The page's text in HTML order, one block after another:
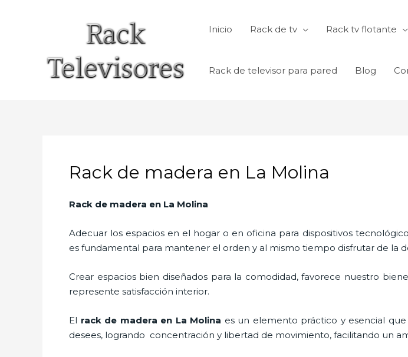
Inicio Rack de tv Rack tv flotante
Rack de televisor para pared Blog
Rack de madera en La Molina
Rack de madera en La Molina
Adecuar los espacios en el hogar o en oficina para dispositivos
es fundamental para mantener el orden y al mismo tiempo disfrutar de la
Crear espacios bien diseñados para la comodidad, favorece nuestro
represente satisfacción interior.
El rack de madera en La Molina es un elemento práctico y esencial
desees, logrando concentración y libertad de movimiento, facilitando un